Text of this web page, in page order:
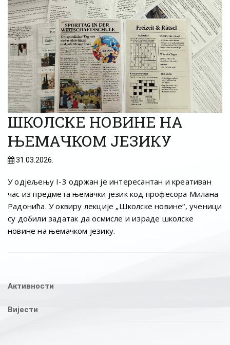
ШКОЛСКЕ НОВИНЕ НА
ЊЕМАЧКОМ ЈЕЗИКУ
31.03.2026.
У одјељењу I-3 одржан је интересантан и креативан
час из предмета њемачки језик код професора Милана
Радонића. У оквиру лекције „Школске новине“, ученици
су добили задатак да осмисле и израде школске
новине на њемачком језику.
Активности
Вијести